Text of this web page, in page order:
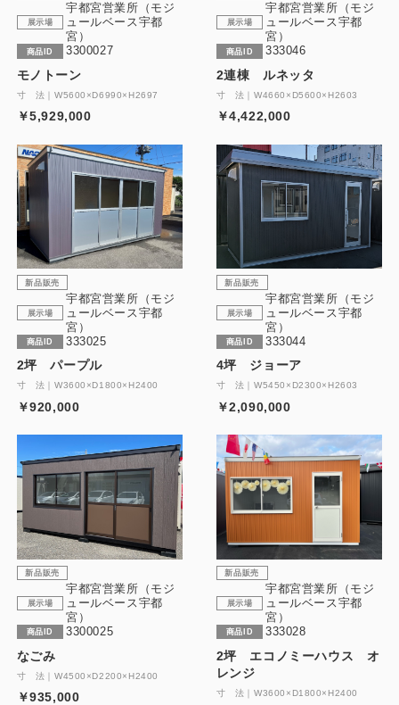
展示場
宇都宮営業所（モジ
ュールベース宇都
宮）
商品ID 3300027
モノトーン
寸 法｜W5600×D6990×H2697
￥5,929,000
展示場
宇都宮営業所（モジ
ュールベース宇都
宮）
商品ID 333046
2連棟 ルネッタ
寸 法｜W4660×D5600×H2603
￥4,422,000
新品販売
展示場
宇都宮営業所（モジ
ュールベース宇都
宮）
商品ID 333025
2坪 パープル
寸 法｜W3600×D1800×H2400
￥920,000
新品販売
展示場
宇都宮営業所（モジ
ュールベース宇都
宮）
商品ID 333044
4坪 ジョーア
寸 法｜W5450×D2300×H2603
￥2,090,000
新品販売
展示場
宇都宮営業所（モジ
ュールベース宇都
宮）
商品ID 3300025
なごみ
寸 法｜W4500×D2200×H2400
￥935,000
新品販売
展示場
宇都宮営業所（モジ
ュールベース宇都
宮）
商品ID 333028
2坪 エコノミーハウス オ
レンジ
寸 法｜W3600×D1800×H2400